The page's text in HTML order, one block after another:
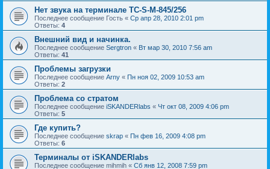
Нет звука на терминале TC-S-M-845/256
Последнее сообщение Гость « Ср апр 28, 2010 2:01 pm
Ответы: 4
Внешний вид и начинка.
Последнее сообщение Sergtron « Вт мар 30, 2010 7:56 am
Ответы: 41
Проблемы загрузки
Последнее сообщение Arny « Пн ноя 02, 2009 10:53 am
Ответы: 2
Проблема со стратом
Последнее сообщение iSKANDERlabs « Чт окт 08, 2009 4:06 pm
Ответы: 5
Где купить?
Последнее сообщение skrap « Пн фев 16, 2009 4:08 pm
Ответы: 6
Терминалы от iSKANDERlabs
Последнее сообщение mihmih « Сб янв 12, 2008 7:59 pm